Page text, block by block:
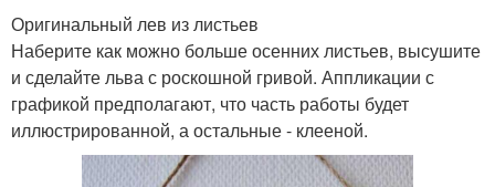
Оригинальный лев из листьев
Наберите как можно больше осенних листьев, высушите
и сделайте льва с роскошной гривой. Аппликации с
графикой предполагают, что часть работы будет
иллюстрированной, а остальные - клееной.